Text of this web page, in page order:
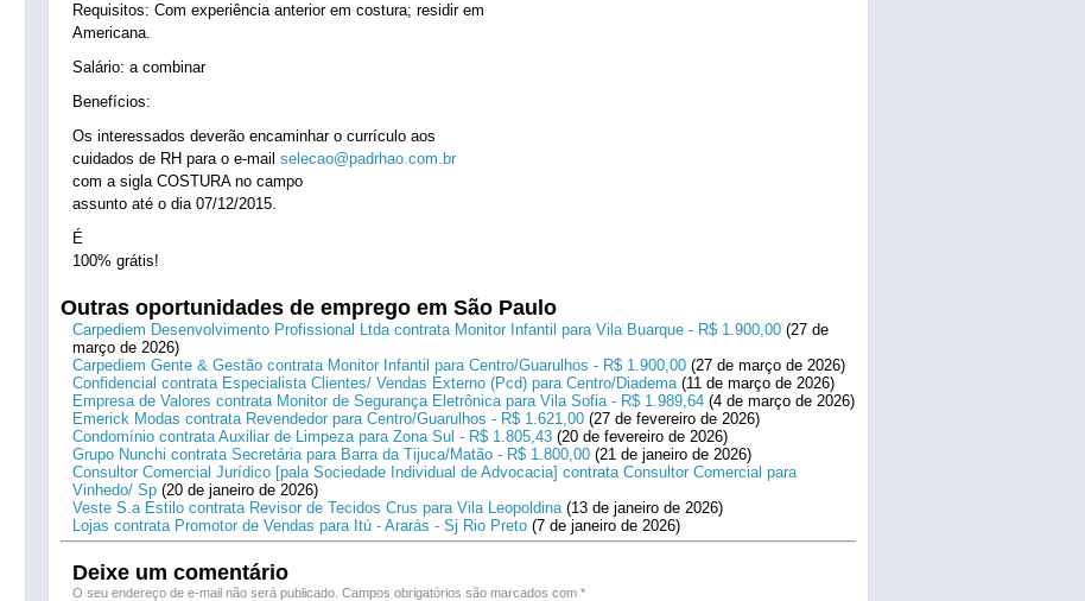
Requisitos: Com experiência anterior em costura; residir em
Americana.
Salário: a combinar
Benefícios:
Os interessados deverão encaminhar o currículo aos
cuidados de RH para o e-mail selecao@padrhao.com.br
com a sigla COSTURA no campo
assunto até o dia 07/12/2015.
É
100% grátis!
Outras oportunidades de emprego em São Paulo
Carpediem Desenvolvimento Profissional Ltda contrata Monitor Infantil para Vila Buarque - R$ 1.900,00 (27 de
março de 2026)
Carpediem Gente & Gestão contrata Monitor Infantil para Centro/Guarulhos - R$ 1.900,00 (27 de março de 2026)
Confidencial contrata Especialista Clientes/ Vendas Externo (Pcd) para Centro/Diadema(11 de março de 2026)
Empresa de Valores contrata Monitor de Segurança Eletrônica para Vila Sofia - R$ 1.989,64 (4 de março de 2026)
Emerick Modas contrata Revendedor para Centro/Guarulhos - R$ 1.621,00 (27 de fevereiro de 2026)
Condomínio contrata Auxiliar de Limpeza para Zona Sul - R$ 1.805,43 (20 de fevereiro de 2026)
Grupo Nunchi contrata Secretária para Barra da Tijuca/Matão - R$ 1.800,00 (21 de janeiro de 2026)
Consultor Comercial Jurídico [pala Sociedade Individual de Advocacia] contrata Consultor Comercial para
Vinhedo/ Sp (20 de janeiro de 2026)
Veste S.a Estilo contrata Revisor de Tecidos Crus para Vila Leopoldina(13 de janeiro de 2026)
Lojas contrata Promotor de Vendas para Itú - Ararás - Sj Rio Preto (7 de janeiro de 2026)
Deixe um comentário
O seu endereço de e-mail não será publicado. Campos obrigatórios são marcados com *